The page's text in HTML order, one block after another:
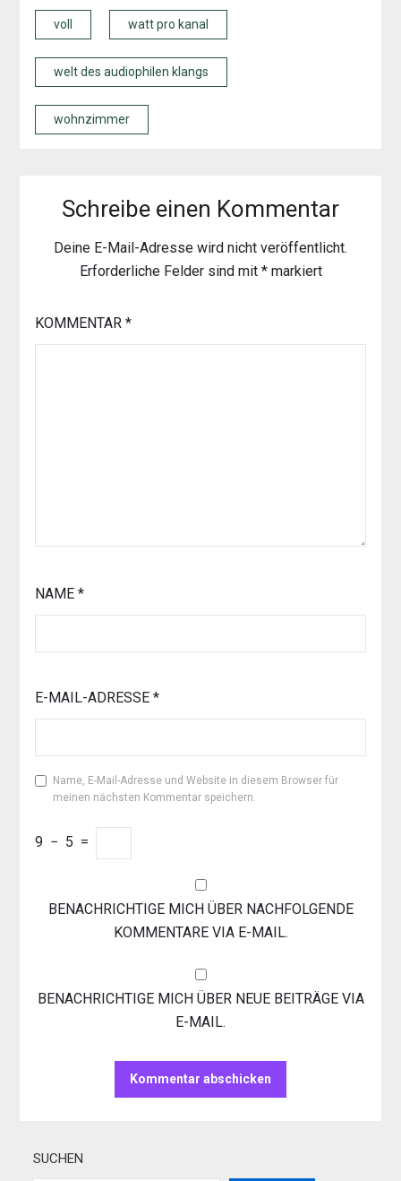
voll watt pro kanal
welt des audiophilen klangs
wohnzimmer
Schreibe einen Kommentar
Deine E-Mail-Adresse wird nicht veröffentlicht.
Erforderliche Felder sind mit *markiert
KOMMENTAR *
NAME *
E-MAIL-ADRESSE *
Name, E-Mail-Adresse und Website in diesem Browser für
meinen nächsten Kommentar speichern.
9 − 5 =
BENACHRICHTIGE MICH ÜBER NACHFOLGENDE
KOMMENTARE VIA E-MAIL.
BENACHRICHTIGE MICH ÜBER NEUE BEITRÄGE VIA
E-MAIL.
SUCHEN